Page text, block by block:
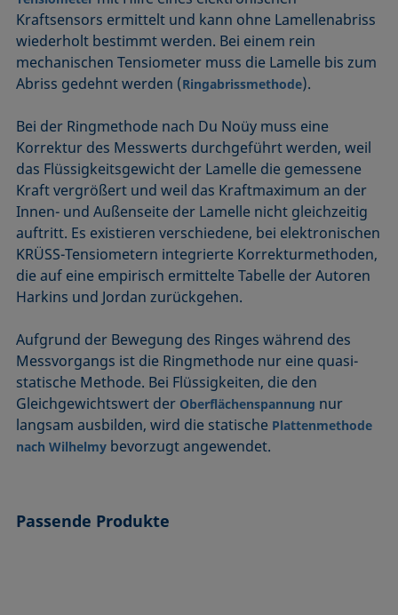
Kraftsensors ermittelt und kann ohne Lamellenabriss
wiederholt bestimmt werden. Bei einem rein
mechanischen Tensiometer muss die Lamelle bis zum
Abriss gedehnt werden (Ringabrissmethode).
Bei der Ringmethode nach Du Noüy muss eine
Korrektur des Messwerts durchgeführt werden, weil
das Flüssigkeitsgewicht der Lamelle die gemessene
Kraft vergrößert und weil das Kraftmaximum an der
Innen- und Außenseite der Lamelle nicht gleichzeitig
auftritt. Es existieren verschiedene, bei elektronischen
KRÜSS-Tensiometern integrierte Korrekturmethoden,
die auf eine empirisch ermittelte Tabelle der Autoren
Harkins und Jordan zurückgehen.
Aufgrund der Bewegung des Ringes während des
Messvorgangs ist die Ringmethode nur eine quasi-
statische Methode. Bei Flüssigkeiten, die den
Gleichgewichtswert der Oberflächenspannung nur
langsam ausbilden, wird die statische Plattenmethode
nach Wilhelmy bevorzugt angewendet.
Passende Produkte